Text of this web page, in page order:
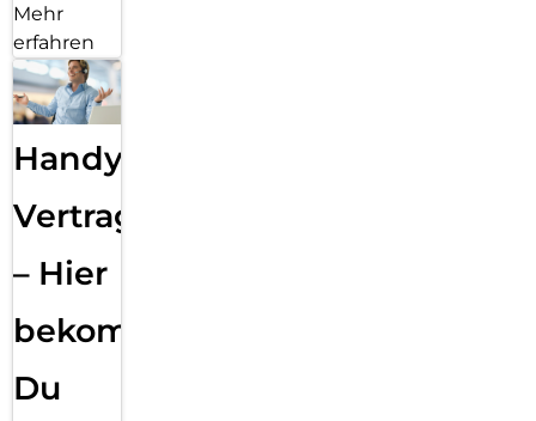
Mehr
erfahren
Handy
Vertragsabwicklung
– Hier
bekommst
Du